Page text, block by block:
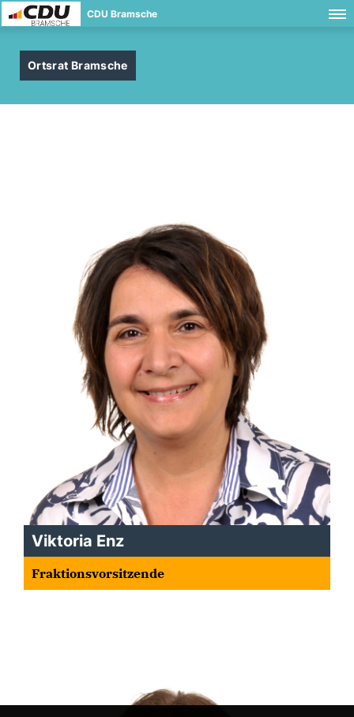
CDU Bramsche
Ortsrat Bramsche
Viktoria Enz
Fraktionsvorsitzende